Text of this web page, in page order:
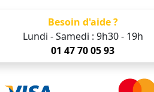
Besoin d'aide ?
Lundi - Samedi : 9h30 - 19h
01 47 70 05 93